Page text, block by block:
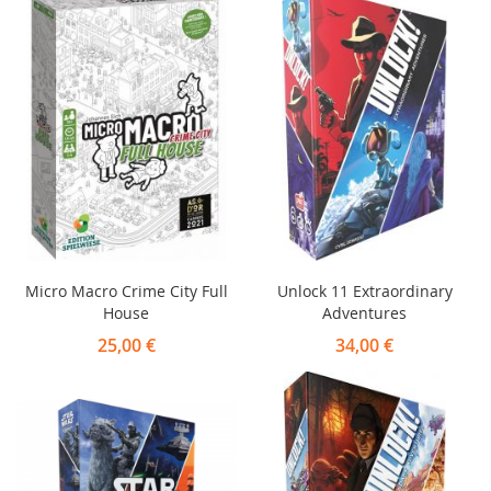
Micro Macro Crime City Full
House
25,00 €
Unlock 11 Extraordinary
Adventures
34,00 €